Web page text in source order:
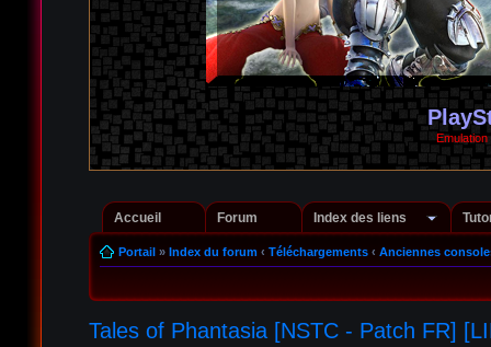
Accueil Forum Index des liens
Portail» Index du forum ‹ Téléchargements ‹ Anciennes
Tales of Phantasia [NSTC - Patch FR]